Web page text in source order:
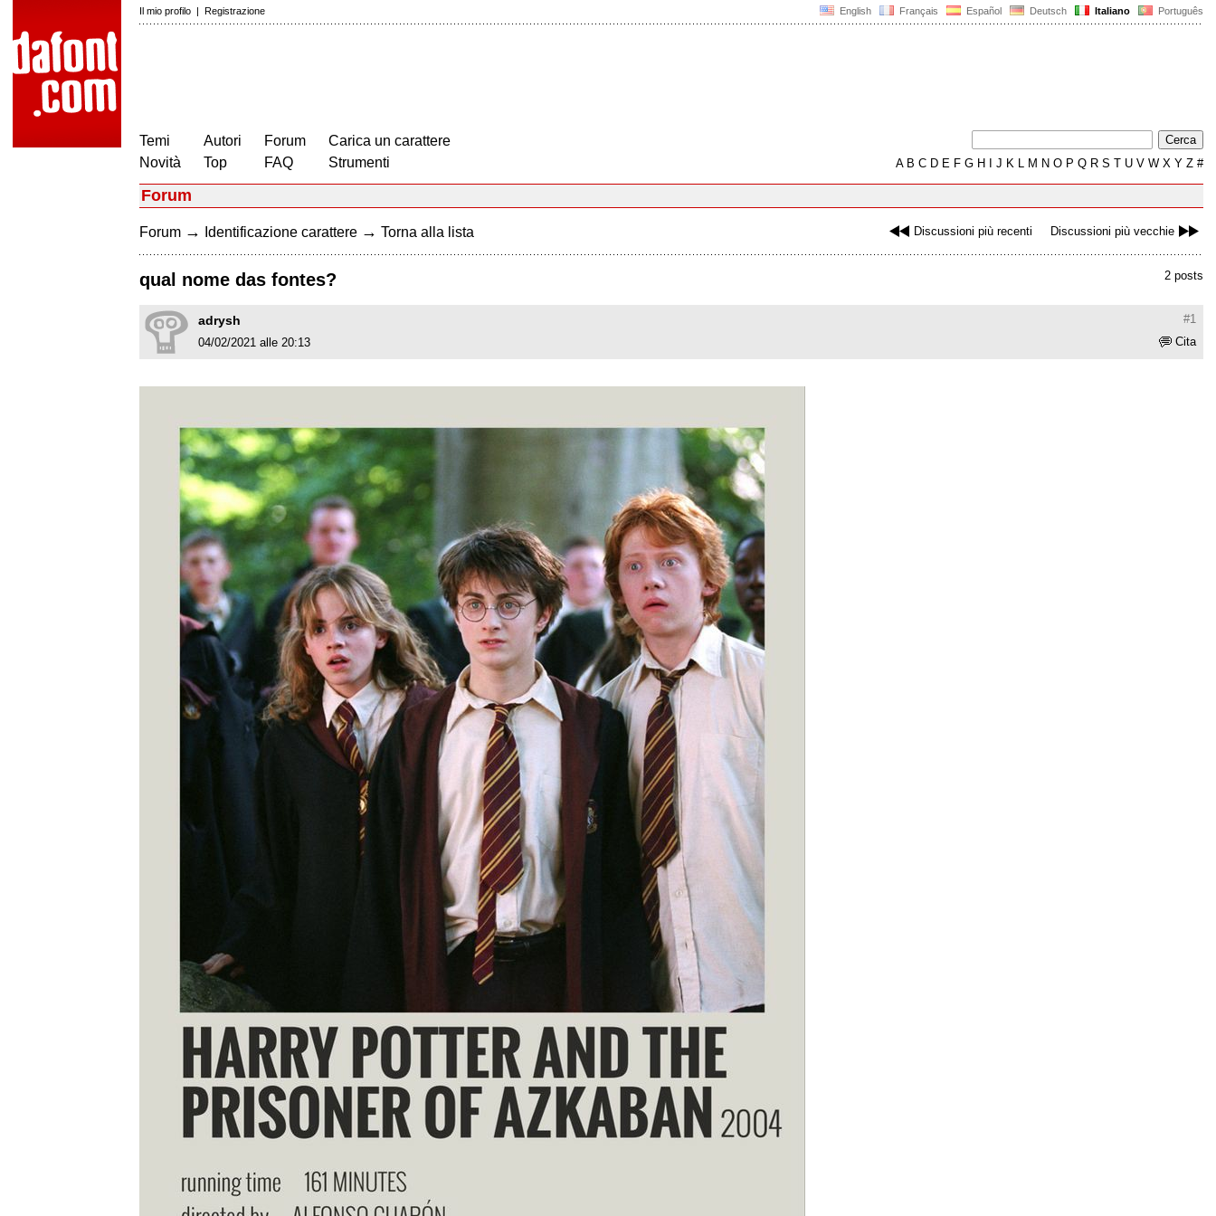
English Français Español Deutsch Italiano Português
Il mio profilo | Registrazione
Temi
Novità
Autori
Top
Forum
FAQ
Carica un carattere
Strumenti
AB C D E F G H J K L M N O P Q R S T U V W X Y Z #
Forum
Discussioni più recenti Discussioni più vecchie
Forum → Identificazione carattere → Torna alla lista
2 posts
qual nome das fontes?
#1
adrysh
Cita
04/02/2021 alle 20:13